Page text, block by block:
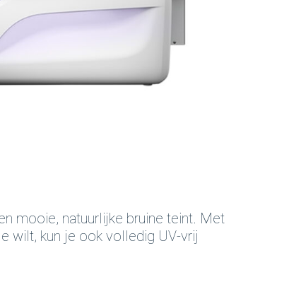
mooie, natuurlijke bruine teint. Met
wilt, kun je ook volledig UV-vrij